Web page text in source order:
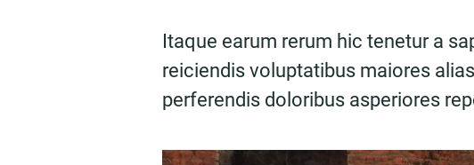
Itaque earum rerum hic tenetur a
reiciendis voluptatibus maiores
perferendis doloribus asperiores